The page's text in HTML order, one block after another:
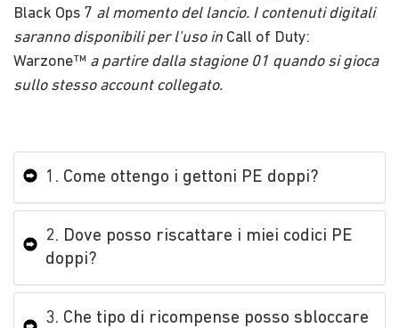
Black Ops 7 al momento del lancio. I contenuti digitali
saranno disponibili per l'uso in Call of Duty:
Warzone™ a partire dalla stagione 01 quando si gioca
sullo stesso account collegato.
1. Come ottengo i gettoni PE doppi?
2. Dove posso riscattare i miei codici PE
doppi?
3. Che tipo di ricompense posso sbloccare